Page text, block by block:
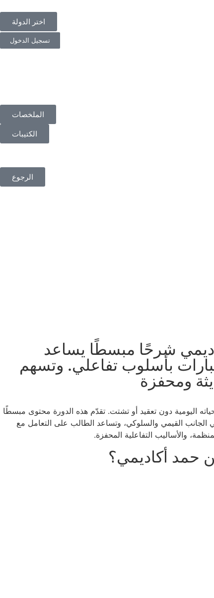
اختر الدولة
تسجيل الدخول
الملخصات
الكتيبات
الرجوع
شرحًا مبسطًا يساعد
بأسلوب تفاعلي. وتسهم
ومحفزة
اليومية دون تعقيد أو تشتت. تقدّم هذه الدورة محتوى مبسطًا
الجانب القيمي والسلوكي، وتساعد الطالب على التعامل مع
والأساليب التفاعلية المحفزة.
حمد أكاديمي؟